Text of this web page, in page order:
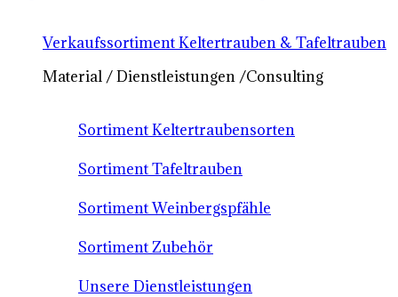
Verkaufssortiment Keltertrauben & Tafeltrauben
Material / Dienstleistungen /Consulting
Sortiment Keltertraubensorten
Sortiment Tafeltrauben
Sortiment Weinbergspfähle
Sortiment Zubehör
Unsere Dienstleistungen